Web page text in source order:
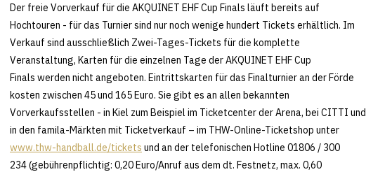
Der freie Vorverkauf für die AKQUINET EHF Cup Finals läuft bereits auf
Hochtouren - für das Turnier sind nur noch wenige hundert Tickets erhältlich. Im
Verkauf sind ausschließlich Zwei-Tages-Tickets für die komplette
Veranstaltung, Karten für die einzelnen Tage der AKQUINET EHF Cup
Finals werden nicht angeboten. Eintrittskarten für das Finalturnier an der Förde
kosten zwischen 45 und 165 Euro. Sie gibt es an allen bekannten
Vorverkaufsstellen - in Kiel zum Beispiel im Ticketcenter der Arena, bei CITTI und
in den famila-Märkten mit Ticketverkauf – im THW-Online-Ticketshop unter
www.thw-handball.de/tickets und an der telefonischen Hotline 01806 / 300
234 (gebührenpflichtig: 0,20 Euro/Anruf aus dem dt. Festnetz, max. 0,60